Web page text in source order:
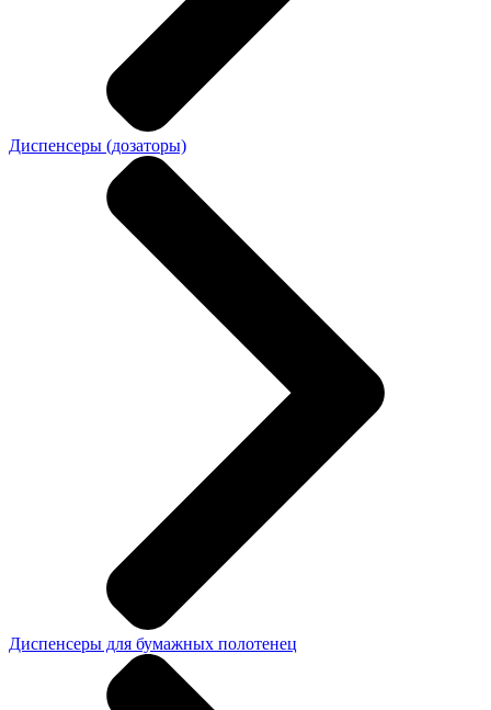
Диспенсеры (дозаторы)
Диспенсеры для бумажных полотенец